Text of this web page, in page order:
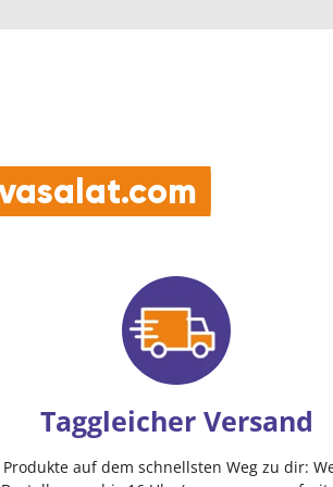
Taggleicher Versand
auf dem schnellsten Weg zu dir: